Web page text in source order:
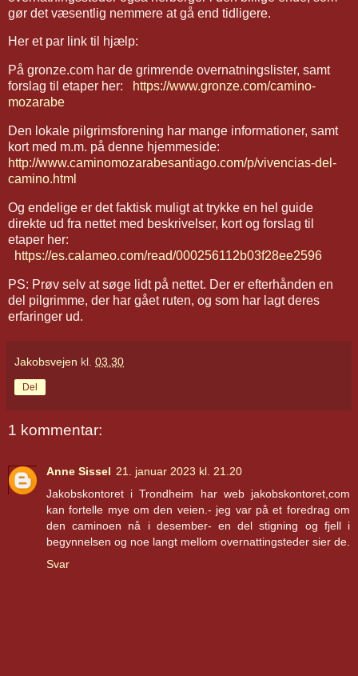
gør det væsentlig nemmere at gå end tidligere.
Her et par link til hjælp:
På gronze.com har de grimrende overnatningslister, samt
forslag til etaper her:
https://www.gronze.com/camino-
mozarabe
Den lokale pilgrimsforening har mange informationer, samt
kort med m.m. på denne hjemmeside:
http://www.caminomozarabesantiago.com/p/vivencias-del-
camino.html
Og endelige er det faktisk muligt at trykke en hel guide
direkte ud fra nettet med beskrivelser, kort og forslag til
etaper her:
https://es.calameo.com/read/000256112b03f28ee2596
PS: Prøv selv at søge lidt på nettet. Der er efterhånden en
del pilgrimme, der har gået ruten, og som har lagt deres
erfaringer ud.
Jakobsvejen kl. 03.30
Del
1 kommentar:
Anne Sissel 21. januar 2023 kl. 21.20
Jakobskontoret i Trondheim har web jakobskontoret,com
kan fortelle mye om den veien.- jeg var på et foredrag om
den caminoen nå i desember- en del stigning og fjell i
begynnelsen og noe langt mellom overnattingsteder sier de.
Svar